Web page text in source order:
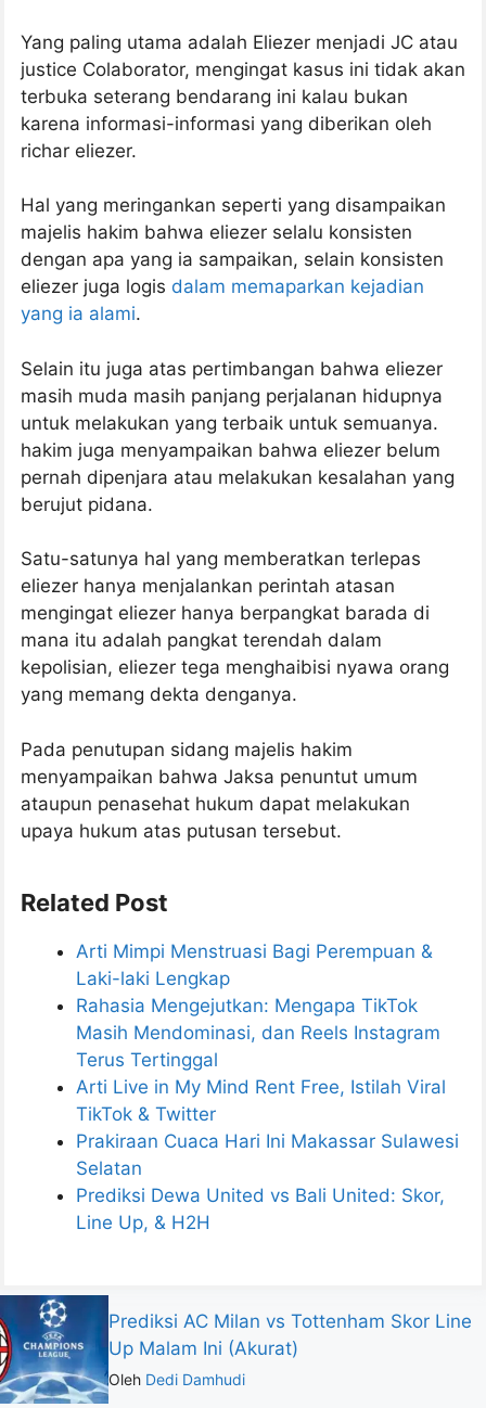
Yang paling utama adalah Eliezer menjadi JC atau
justice Colaborator, mengingat kasus ini tidak akan
terbuka seterang bendarang ini kalau bukan
karena informasi-informasi yang diberikan oleh
richar eliezer.
Hal yang meringankan seperti yang disampaikan
majelis hakim bahwa eliezer selalu konsisten
dengan apa yang ia sampaikan, selain konsisten
eliezer juga logis dalam memaparkan kejadian
yang ia alami.
Selain itu juga atas pertimbangan bahwa eliezer
masih muda masih panjang perjalanan hidupnya
untuk melakukan yang terbaik untuk semuanya.
hakim juga menyampaikan bahwa eliezer belum
pernah dipenjara atau melakukan kesalahan yang
berujut pidana.
Satu-satunya hal yang memberatkan terlepas
eliezer hanya menjalankan perintah atasan
mengingat eliezer hanya berpangkat barada di
mana itu adalah pangkat terendah dalam
kepolisian, eliezer tega menghaibisi nyawa orang
yang memang dekta denganya.
Pada penutupan sidang majelis hakim
menyampaikan bahwa Jaksa penuntut umum
ataupun penasehat hukum dapat melakukan
upaya hukum atas putusan tersebut.
Related Post
Arti Mimpi Menstruasi Bagi Perempuan &
Laki-laki Lengkap
Rahasia Mengejutkan: Mengapa TikTok
Masih Mendominasi, dan Reels Instagram
Terus Tertinggal
Arti Live in My Mind Rent Free, Istilah Viral
TikTok & Twitter
Prakiraan Cuaca Hari Ini Makassar Sulawesi
Selatan
Prediksi Dewa United vs Bali United: Skor,
Line Up, & H2H
Prediksi AC Milan vs Tottenham Skor Line
Up Malam Ini (Akurat)
Oleh Dedi Damhudi